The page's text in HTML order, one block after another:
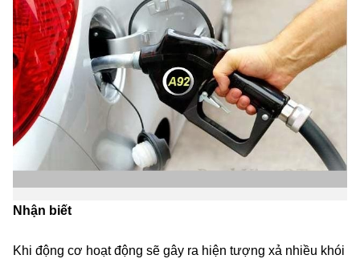
Nhận biết
Khi động cơ hoạt động sẽ gây ra hiện tượng xả nhiều khói